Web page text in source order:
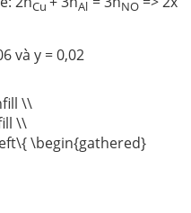
Cu Al NO
và y = 0,02
\\
\\
\begin{gathered}